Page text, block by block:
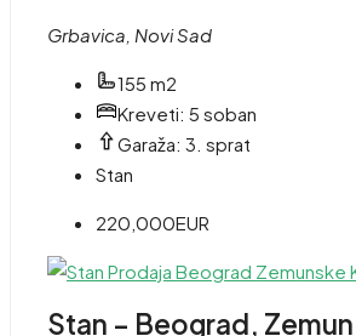
Grbavica, Novi Sad
155 m2
Kreveti: 5 soban
Garaža: 3. sprat
Stan
220,000EUR
Stan – Beograd,